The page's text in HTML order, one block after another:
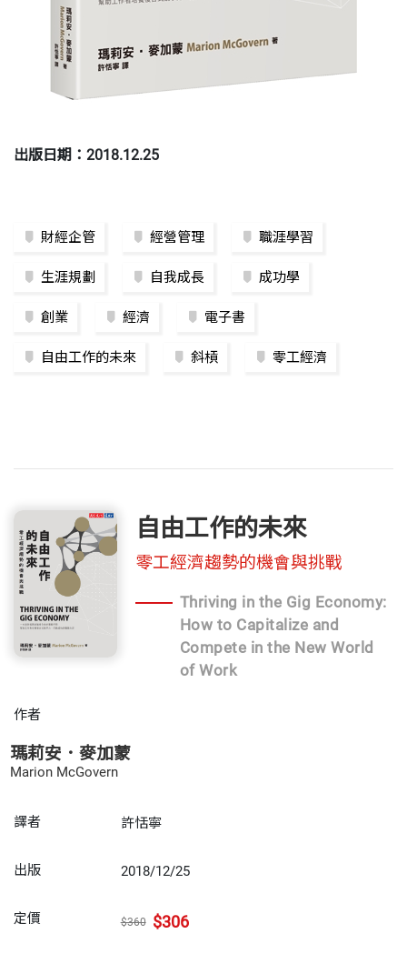
出版日期：2018.12.25
財經企管 經營管理 職涯學習
生涯規劃 自我成長 成功學
創業 經濟 電子書
自由工作的未來 斜槓 零工經濟
自由工作的未來
零工經濟趨勢的機會與挑戰
Thriving in the Gig Economy:
How to Capitalize and
Compete in the New World
of Work
作者
瑪莉安．麥加蒙
Marion McGovern
譯者 許恬寧
出版 2018/12/25
定價 $360 $306